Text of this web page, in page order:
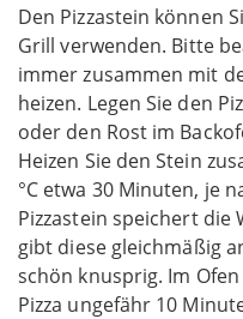
Den Pizzastein können
Grill verwenden. Bitte
immer zusammen mit
heizen. Legen Sie den
oder den Rost im
Heizen Sie den Stein
°C etwa 30 Minuten, je
Pizzastein speichert die
gibt diese gleichmäßig
schön knusprig. Im
Pizza ungefähr 10